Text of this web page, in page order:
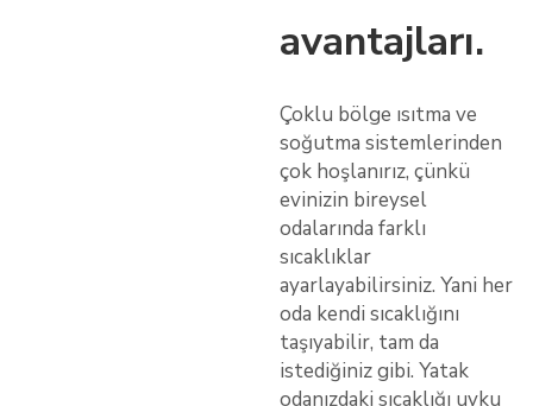
avantajları.
Çoklu bölge ısıtma ve
soğutma sistemlerinden
çok hoşlanırız, çünkü
evinizin bireysel
odalarında farklı
sıcaklıklar
ayarlayabilirsiniz. Yani her
oda kendi sıcaklığını
taşıyabilir, tam da
istediğiniz gibi. Yatak
odanızdaki sıcaklığı uyku